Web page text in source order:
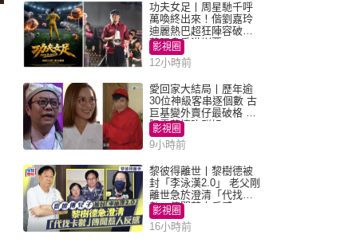
功夫女足丨周星馳千呼
萬喚終出來！偕劉嘉玲
迪麗熱巴超狂陣容破天
荒現身香港謝票
影視圈
12小時前
愛回家大結局丨歷年逾
30位神級客串逐個數 古
巨基變外賣仔最破格 歐
陽震華情陷群姐
影視圈
9小時前
黎彼得離世丨黎樹德被
封「李泳漢2.0」 老父剛
離世急於澄清「代找卡
數」傳聞惹人反感
影視圈
16小時前